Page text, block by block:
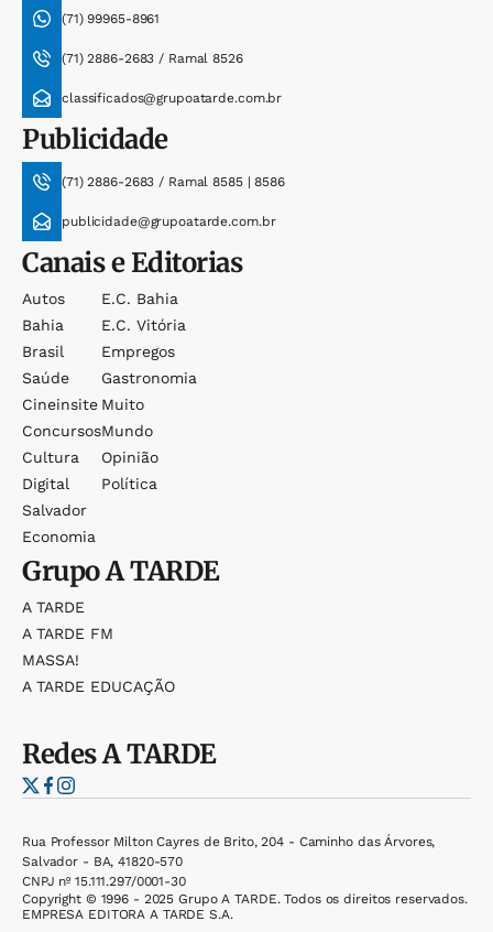
(71) 99965-8961
(71) 2886-2683 / Ramal 8526
classificados@grupoatarde.com.br
Publicidade
(71) 2886-2683 / Ramal 8585 | 8586
publicidade@grupoatarde.com.br
Canais e Editorias
Autos
Bahia
Brasil
Saúde
Cineinsite
Concursos
Cultura
Digital
Salvador
Economia
E.c. Bahia
E.c. Vitória
Empregos
Gastronomia
Muito
Mundo
Opinião
Política
GrupoA TARDE
A TARDE
A TARDE FM
MASSA!
A TARDE EDUCAÇÃO
RedesA TARDE
Rua Professor Milton Cayres de Brito, 204 - Caminho das Árvores,
Salvador - BA, 41820-570
CNPJ nº 15.111.297/0001-30
Copyright © 1996 - 2025 Grupo A TARDE. Todos os direitos reservados.
EMPRESA EDITORA A TARDE S.A.